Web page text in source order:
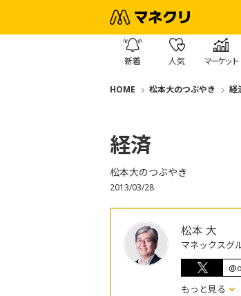
新着 人気 マーケット
HOME 松本大のつぶやき 経
経済
松本大のつぶやき
2013/03/28
松本 大
マネックスグ
もっと見る